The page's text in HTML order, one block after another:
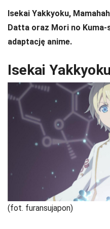
Isekai Yakkyoku,
Datta oraz Mori no
adaptację anime.
Isekai Yakkyoku
(fot. furansujapon)